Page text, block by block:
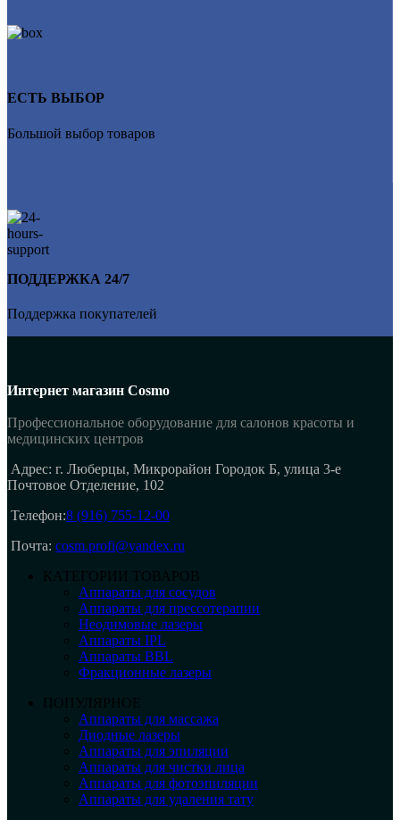
ЕСТЬ ВЫБОР
Большой выбор товаров
ПОДДЕРЖКА 24/7
Поддержка покупателей
Интернет магазин Cosmo
Профессиональное оборудование для салонов красоты и
медицинских центров
Адрес: г. Люберцы, Микрорайон Городок Б, улица 3-е
Почтовое Отделение, 102
Телефон:8 (916) 755-12-00
Почта: cosm.profi@yandex.ru
КАТЕГОРИИ ТОВАРОВ
Аппараты для сосудов
Аппараты для прессотерапии
Неодимовые лазеры
Аппараты IPL
Аппараты BBL
Фракционные лазеры
ПОПУЛЯРНОЕ
Аппараты для массажа
Диодные лазеры
Аппараты для эпиляции
Аппараты для чистки лица
Аппараты для фотоэпиляции
Аппараты для удаления тату